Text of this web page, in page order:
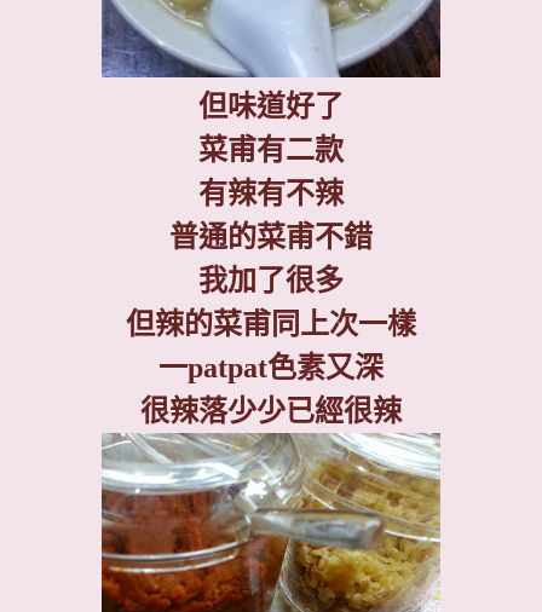
但味道好了
菜甫有二款
有辣有不辣
普通的菜甫不錯
我加了很多
但辣的菜甫同上次一樣
一patpat色素又深
很辣落少少已經很辣